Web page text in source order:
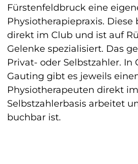
Fürstenfeldbruck eine
Physiotherapiepraxis. Diese
direkt im Club und ist auf
Gelenke spezialisiert. Das
Privat- oder Selbstzahler. In
Gauting gibt es jeweils
Physiotherapeuten direkt
Selbstzahlerbasis arbeitet
buchbar ist.